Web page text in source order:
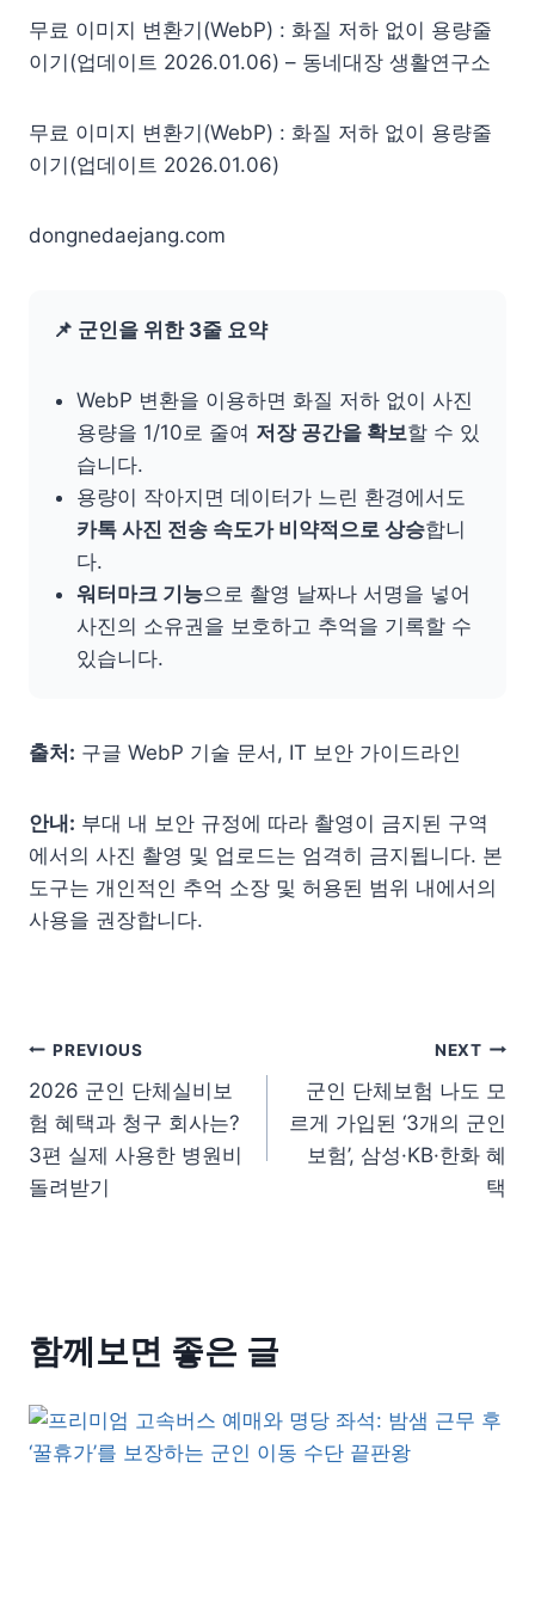
무료 이미지 변환기(WebP) : 화질 저하 없이 용량줄
이기(업데이트 2026.01.06) – 동네대장 생활연구소
무료 이미지 변환기(WebP) : 화질 저하 없이 용량줄
이기(업데이트 2026.01.06)
dongnedaejang.com
📌 군인을 위한 3줄 요약
WebP 변환을 이용하면 화질 저하 없이 사진
용량을 1/10로 줄여 저장 공간을 확보할 수 있
습니다.
용량이 작아지면 데이터가 느린 환경에서도
카톡 사진 전송 속도가 비약적으로 상승합니
다.
워터마크 기능으로 촬영 날짜나 서명을 넣어
사진의 소유권을 보호하고 추억을 기록할 수
있습니다.
출처: 구글 WebP 기술 문서, IT 보안 가이드라인
안내: 부대 내 보안 규정에 따라 촬영이 금지된 구역
에서의 사진 촬영 및 업로드는 엄격히 금지됩니다. 본
도구는 개인적인 추억 소장 및 허용된 범위 내에서의
사용을 권장합니다.
글 탐색
PREVIOUS
2026 군인 단체실비보
험 혜택과 청구 회사는?
3편 실제 사용한 병원비
돌려받기
NEXT
군인 단체보험 나도 모
르게 가입된 ‘3개의 군인
보험’, 삼성·KB·한화 혜
택
함께보면 좋은 글